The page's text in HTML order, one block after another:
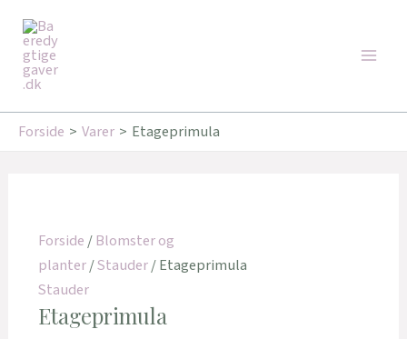
indholdet
Forside Varer Etageprimula
Forside/Blomster og
planter/Stauder/ Etageprimula
Stauder
Etageprimula